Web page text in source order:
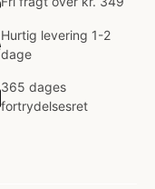
Hurtig levering 1-2
dage
365 dages
fortrydelsesret